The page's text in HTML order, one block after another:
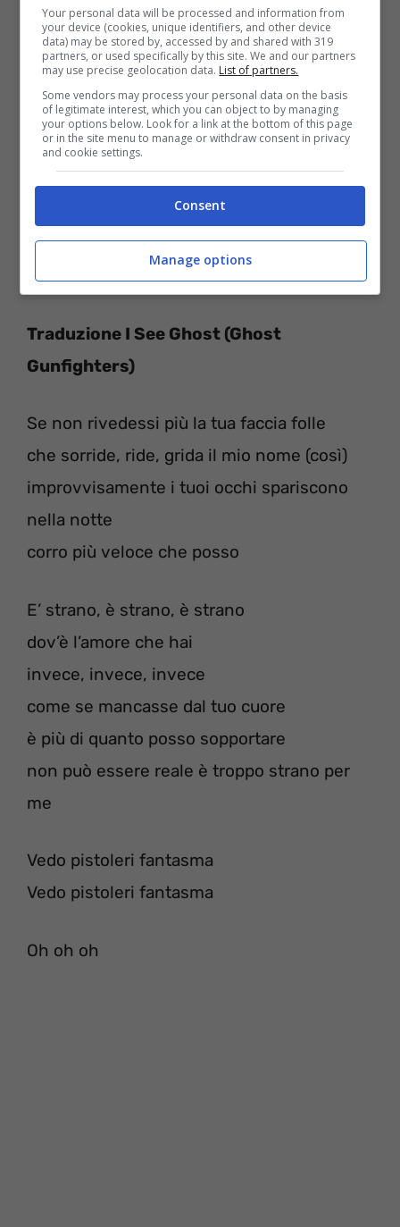
I see ghost gun fighters
I see ghost gun fighters
I see ghost gun fighters.
Traduzione I See Ghost (Ghost
Gunfighters)
Se non rivedessi più la tua faccia folle
che sorride, ride, grida il mio nome (così)
improvvisamente i tuoi occhi spariscono
nella notte
corro più veloce che posso
E’ strano, è strano, è strano
dov’è l’amore che hai
invece, invece, invece
come se mancasse dal tuo cuore
è più di quanto posso sopportare
non può essere reale è troppo strano per
me
Vedo pistoleri fantasma
Vedo pistoleri fantasma
Oh oh oh
Your personal data will be processed and information from
your device (cookies, unique identifiers, and other device
data) may be stored by, accessed by and shared with 319
partners, or used specifically by this site. We and our partners
may use precise geolocation data. List of partners.
Some vendors may process your personal data on the basis
of legitimate interest, which you can object to by managing
your options below. Look for a link at the bottom of this page
or in the site menu to manage or withdraw consent in privacy
and cookie settings.
Consent
Manage options